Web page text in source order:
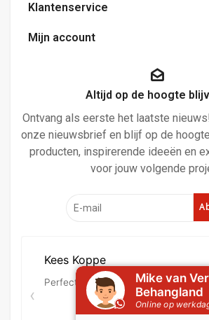
Klantenservice
Mijn account
Altijd op de hoogte
Ontvang als eerste het laatste
onze nieuwsbrief en blijf op de
producten, inspirerende ideeën en
voor jouw volgende